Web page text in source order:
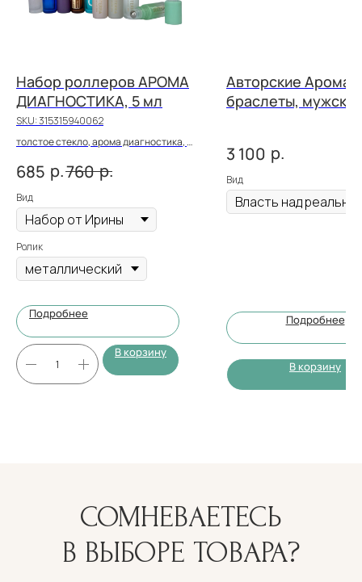
Набор роллеров АРОМА
ДИАГНОСТИКА, 5 мл
SKU:315315940062
толстое стекло, арома диагностика, 5
685 р.760 р.
Вид
Ролик
Подробнее
В корзину
Авторские Арома
браслеты,
3 100 р.
Вид
Подробнее
В корзину
СОМНЕВАЕТЕСЬ
В ВЫБОРЕ ТОВАРА?